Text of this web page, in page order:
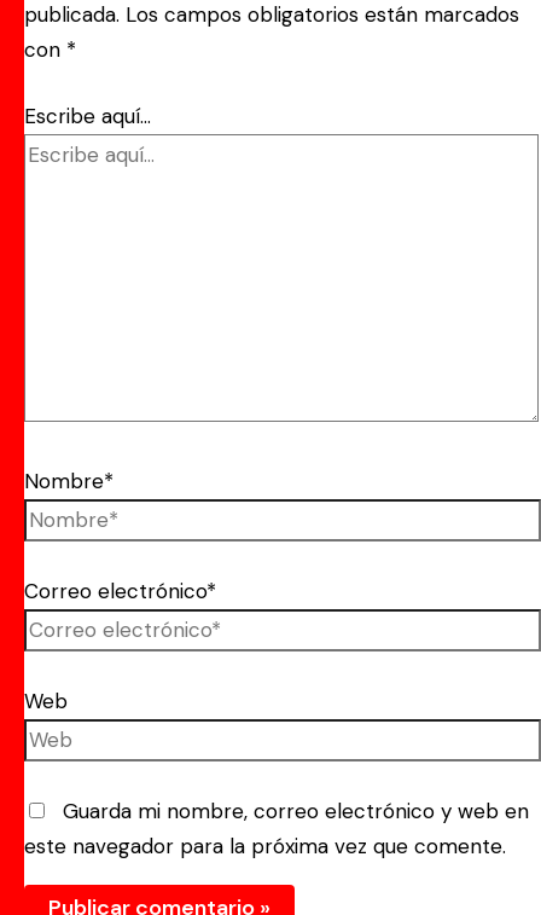
publicada. Los campos obligatorios están marcados
con *
Escribe aquí...
Nombre*
Correo electrónico*
Web
Guarda mi nombre, correo electrónico y web en
este navegador para la próxima vez que comente.